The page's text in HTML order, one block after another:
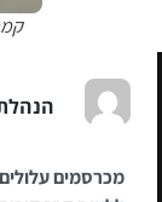
מכרסמים